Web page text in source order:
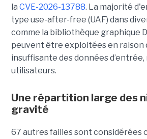
la CVE-2026-13788. La majorité
type use-after-free (UAF) dans
comme la bibliothèque graphique
peuvent être exploitées en raison
insuffisante des données
utilisateurs.
Une répartition large des
gravité
67 autres failles sont considérées